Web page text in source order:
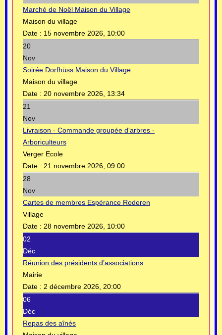
Marché de Noël Maison du Village
Maison du village
Date : 15 novembre 2026, 10:00
20
Nov
Soirée Dorfhüss Maison du Village
Maison du village
Date : 20 novembre 2026, 13:34
21
Nov
Livraison - Commande groupée d'arbres -
Arboriculteurs
Verger Ecole
Date : 21 novembre 2026, 09:00
28
Nov
Cartes de membres Espérance Roderen
Village
Date : 28 novembre 2026, 10:00
02
Déc
Réunion des présidents d’associations
Mairie
Date : 2 décembre 2026, 20:00
06
Déc
Repas des aînés